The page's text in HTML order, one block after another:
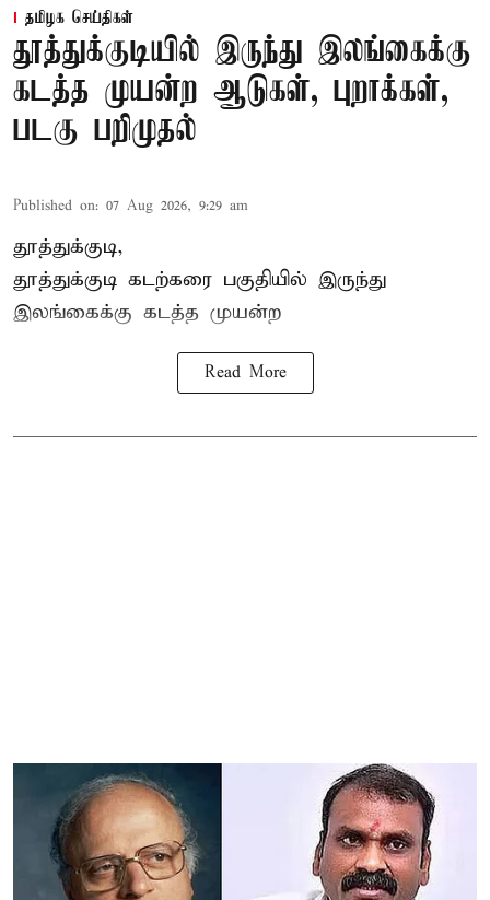
தமிழக செய்திகள்
தூத்துக்குடியில் இருந்து இலங்கைக்கு
கடத்த முயன்ற ஆடுகள், புறாக்கள்,
படகு பறிமுதல்
Published on: 07 Aug 2026, 9:29 am
தூத்துக்குடி,
தூத்துக்குடி கடற்கரை பகுதியில் இருந்து
இலங்கைக்கு கடத்த முயன்ற
Read More